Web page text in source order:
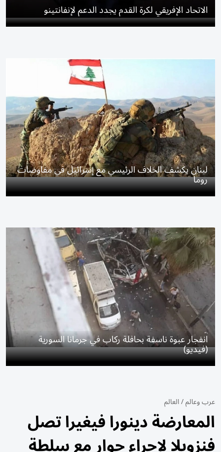
الاتحاد الإفريقي لكرة القدم يجدد الدعم لإنفانتينو
لبنان يكشف الخلاف الرئيسي مع إسرائيل في مفاوضات
روما
انفجار عبوة ناسفة بحافلة ركاب في جرمانا السورية
(فيديو)
عرب وعالم/العالم
المعارضة دينورا فيغيرا تصل